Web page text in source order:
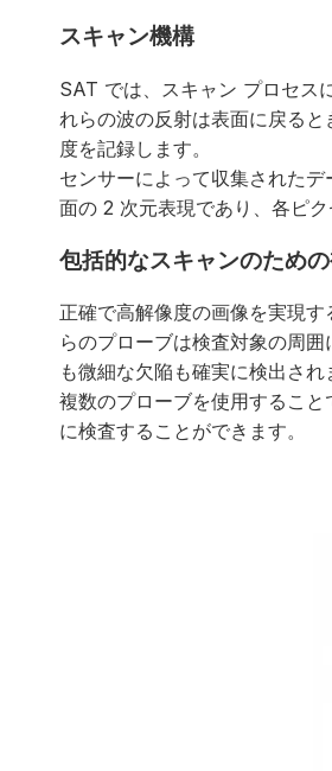
スキャン機構
SAT では、スキャン プロセス
れらの波の反射は表面に戻る
度を記録します。
センサーによって収集された
面の 2 次元表現であり、各ピ
包括的なスキャンのため
正確で高解像度の画像を実現
らのプローブは検査対象の周
も微細な欠陥も確実に検出され
複数のプローブを使用するこ
に検査することができます。